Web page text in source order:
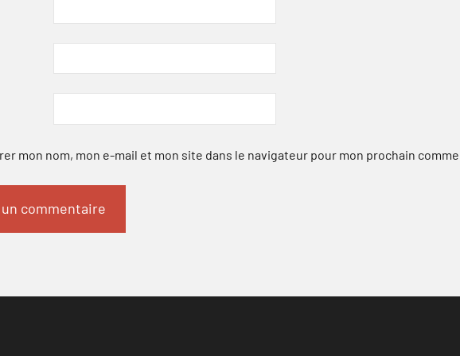
mon nom, mon e-mail et mon site dans le navigateur pour mon prochain